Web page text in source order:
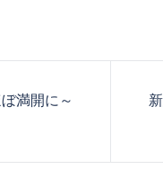
満開に～